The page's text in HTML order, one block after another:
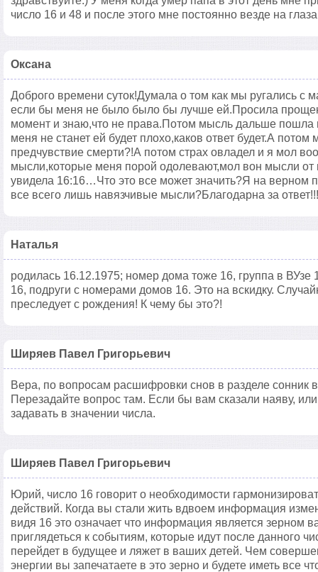
число 16 и 48 и после этого мне постоянно везде на
Оксана
Доброго времени суток!Думала о том как мы ругались с
если бы меня не было было бы лучше ей.Просила
момент и знаю,что не права.Потом мысль дальше пошла
меня не станет ей будет плохо,каков ответ будет.А
предчувствие смерти?!А потом страх овладел и я мол
мысли,которые меня порой одолевают,мол вон мысли от
увидела 16:16…Что это все может значить?Я на верном
все всего лишь навязчивые мысли?Благодарна за
Наталья
родилась 16.12.1975; номер дома тоже 16, группа в ВУзе
16, подруги с номерами домов 16. Это на вскидку.
преследует с рождения! К чему бы это?!
Ширяев Павел Григорьевич
Вера, по вопросам расшифровки снов в разделе сонник
Перезадайте вопрос там. Если бы вам сказали наяву,
задавать в значении числа.
Ширяев Павел Григорьевич
Юрий, число 16 говорит о необходимости
действий. Когда вы стали жить вдвоем информация
видя 16 это означает что информация является зерном
приглядеться к событиям, которые идут после данного
перейдет в будущее и ляжет в ваших детей. Чем
энергии вы запечатаете в это зерно и будете иметь все